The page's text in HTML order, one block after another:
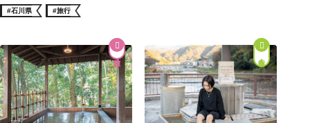
#石川県 #旅行
街歩き